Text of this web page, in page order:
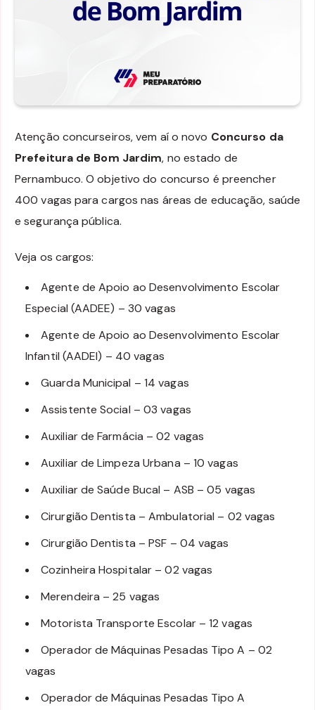
Atenção concurseiros, vem aí o novo Concurso da
Prefeitura de Bom Jardim, no estado de
Pernambuco. O objetivo do concurso é preencher
400 vagas para cargos nas áreas de educação, saúde
e segurança pública.
Veja os cargos:
Agente de Apoio ao Desenvolvimento Escolar
Especial (AADEE) – 30 vagas
Agente de Apoio ao Desenvolvimento Escolar
Infantil (AADEI) – 40 vagas
Guarda Municipal – 14 vagas
Assistente Social – 03 vagas
Auxiliar de Farmácia – 02 vagas
Auxiliar de Limpeza Urbana – 10 vagas
Auxiliar de Saúde Bucal – ASB – 05 vagas
Cirurgião Dentista – Ambulatorial – 02 vagas
Cirurgião Dentista – PSF – 04 vagas
Cozinheira Hospitalar – 02 vagas
Merendeira – 25 vagas
Motorista Transporte Escolar – 12 vagas
Operador de Máquinas Pesadas Tipo A – 02
vagas
Operador de Máquinas Pesadas Tipo A